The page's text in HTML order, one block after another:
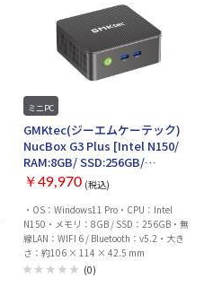
W90 × D132 × H9.1～18 mm 重量：約
86g（ケーブル含む） 製品内容：本体、取
扱説明書 兼 保証書 製造国：中国 保証期
間：ご購入日より6ヶ月間
ミニPC
GMKtec(ジーエムケーテック)
NucBox G3 Plus [Intel N150/
RAM:8GB/ SSD:256GB/
Windows11 Pro]
￥49,970 (税込)
・OS：Windows11 Pro・CPU：Intel
N150・メモリ：8GB / SSD：256GB・無
線LAN：WIFI 6 / Bluetooth：v5.2・大き
さ：約106 × 114 × 42.5 mm
(0)